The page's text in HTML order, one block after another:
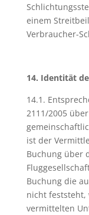
einem
Verbraucher-
14. Identität
14.1.
2111/2005
ist der
Buchung über
Buchung die
nicht
vermittelten